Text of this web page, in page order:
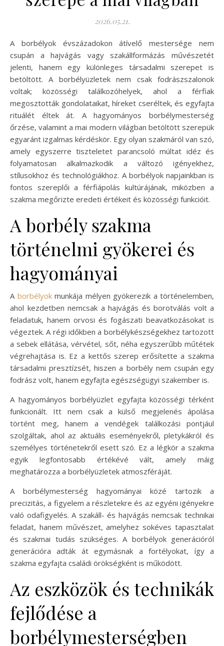
2026.05.21.
A borbélyok évszázadokon átívelő mestersége nem
csupán a hajvágás vagy szakállformázás művészetét
jelenti, hanem egy különleges társadalmi szerepet is
betöltött. A borbélyüzletek nem csak fodrászszalonok
voltak; közösségi találkozóhelyek, ahol a férfiak
megosztották gondolataikat, híreket cseréltek, és egyfajta
rituálét éltek át. A hagyományos borbélymesterség
őrzése, valamint a mai modern világban betöltött szerepük
egyaránt izgalmas kérdéskör. Egy olyan szakmáról van szó,
amely egyszerre tiszteletet parancsoló múltat idéz és
folyamatosan alkalmazkodik a változó igényekhez,
stílusokhoz és technológiákhoz. A borbélyok napjainkban is
fontos szereplői a férfiápolás kultúrájának, miközben a
szakma megőrizte eredeti értékeit és közösségi funkcióit.
A borbély szakma
történelmi gyökerei és
hagyományai
A borbélyokmunkája mélyen gyökerezik a történelemben,
ahol kezdetben nemcsak a hajvágás és borotválás volt a
feladatuk, hanem orvosi és fogászati beavatkozásokat is
végeztek. A régi időkben a borbélykészségekhez tartozott
a sebek ellátása, vérvétel, sőt, néha egyszerűbb műtétek
végrehajtása is. Ez a kettős szerep erősítette a szakma
társadalmi presztízsét, hiszen a borbély nem csupán egy
fodrász volt, hanem egyfajta egészségügyi szakember is.
A hagyományos borbélyüzlet egyfajta közösségi térként
funkcionált. Itt nem csak a külső megjelenés ápolása
történt meg, hanem a vendégek találkozási pontjául
szolgáltak, ahol az aktuális eseményekről, pletykákról és
személyes történetekről esett szó. Ez a légkör a szakma
egyik legfontosabb értékévé vált, amely máig
meghatározza a borbélyüzletek atmoszféráját.
A borbélymesterség hagyományai közé tartozik a
precizitás, a figyelem a részletekre és az egyéni igényekre
való odafigyelés. A szakáll- és hajvágás nemcsak technikai
feladat, hanem művészet, amelyhez sokéves tapasztalat
és szakmai tudás szükséges. A borbélyok generációról
generációra adták át egymásnak a fortélyokat, így a
szakma egyfajta családi örökségként is működött.
Az eszközök és technikák
fejlődése a
borbélymesterségben